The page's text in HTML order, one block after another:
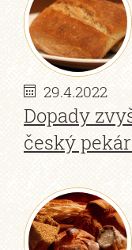
29.4.2022
Dopady
český